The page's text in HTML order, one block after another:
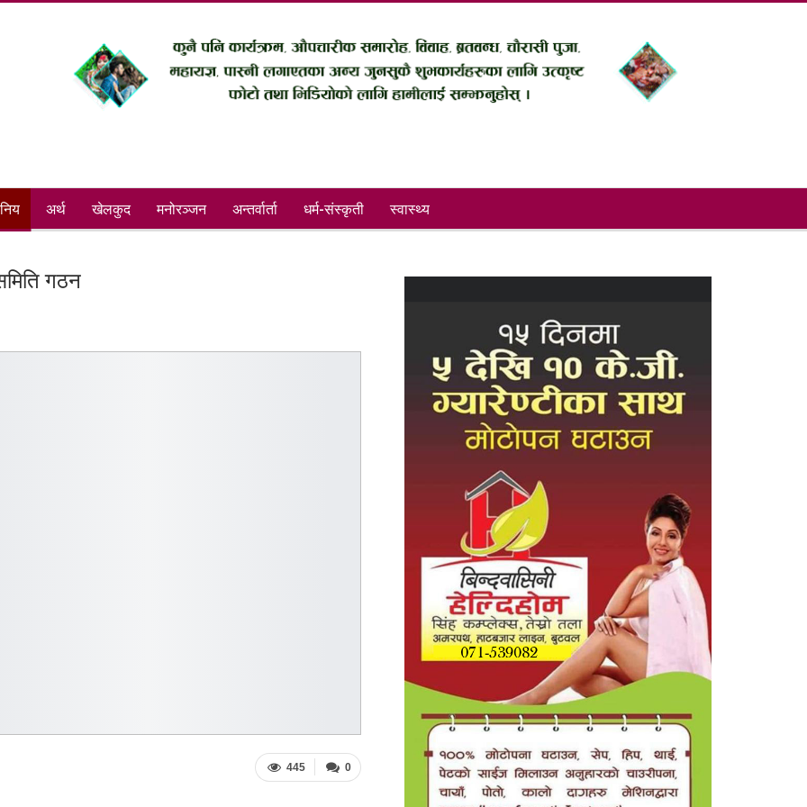
अर्थ खेलकुद मनोरञ्जन अन्तर्वार्ता धर्म-संस्कृती स्वास्थ्य
गठन
0
445